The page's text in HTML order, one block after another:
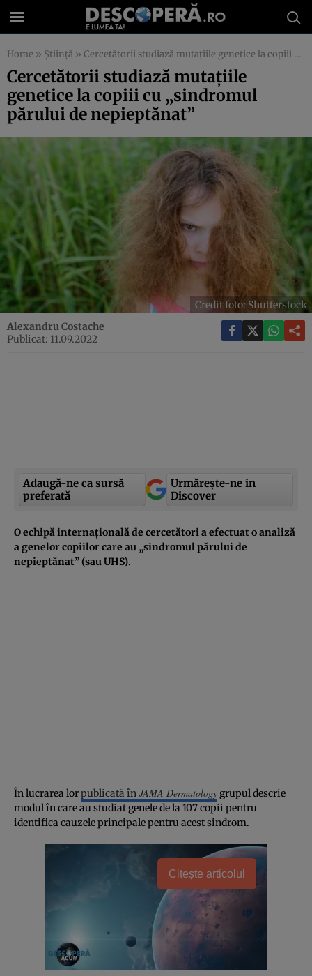
Home » Știință » Cercetătorii studiază mutațiile genetice la copiii cu „sindromul părului de nepieptănat”
Cercetătorii studiază mutațiile
genetice la copiii cu „sindromul
părului de nepieptănat”
Credit foto: Shutterstock
Alexandru Costache
Publicat: 11.09.2022
Adaugă-ne ca sursă
preferată
Urmărește-ne in
Discover
O echipă internațională de cercetători a efectuat o analiză
a genelor copiilor care au „sindromul părului de
nepieptănat” (sau UHS).
În lucrarea lorpublicată în JAMA Dermatology grupul descrie
modul în care au studiat genele de la 107 copii pentru
identifica cauzele principale pentru acest sindrom.
Citește articolul